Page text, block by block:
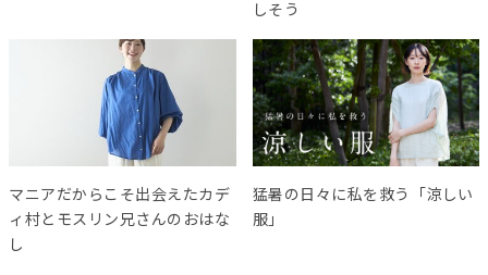
しそう
マニアだからこそ出会えたカデ
ィ村とモスリン兄さんのおはな
し
猛暑の日々に私を救う「涼しい
服」